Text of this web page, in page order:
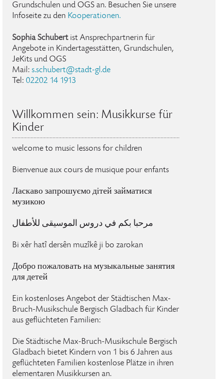
Grundschulen und OGS an. Besuchen Sie unsere
Infoseite zu den Kooperationen.
Sophia Schubertist Ansprechpartnerin für
Angebote in Kindertagesstätten, Grundschulen,
JeKits und OGS
Mail: s.schubert@stadt-gl.de
Tel: 02202 14 1913
Willkommen sein: Musikkurse für
Kinder
welcome to music lessons for children
Bienvenue aux cours de musique pour enfants
Ласкаво запрошуємо дітей займатися
музикою
مرحبا بكم في دروس الموسيقى للأطفال
Bi xêr hatî dersên muzîkê ji bo zarokan
Добро пожаловать на музыкальные занятия
для детей
Ein kostenloses Angebot der Städtischen Max-
Bruch-Musikschule Bergisch Gladbach für Kinder
aus geflüchteten Familien:
Die Städtische Max-Bruch-Musikschule Bergisch
Gladbach bietet Kindern von 1 bis 6 Jahren aus
geflüchteten Familien kostenlose Plätze in ihren
elementaren Musikkursen an.